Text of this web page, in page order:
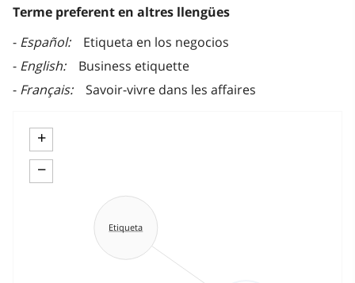
Terme preferent en altres llengües
Español
Etiqueta en los negocios
English
Business etiquette
Français
Savoir-vivre dans les affaires
+
−
Etiqueta